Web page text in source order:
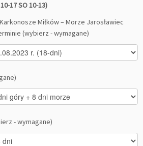
17 SO 10-13)
Miłków – Morze Jarosławiec
(wybierz - wymagane)
- wymagane)